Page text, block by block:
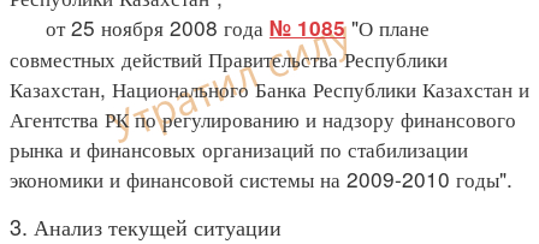
от 25 ноября 2008 года № 1085"О плане
совместных действий Правительства Республики
Казахстан, Национального Банка Республики Казахстан и
Агентства РК по регулированию и надзору финансового
рынка и финансовых организаций по стабилизации
экономики и финансовой системы на 2009-2010 годы".
3. Анализ текущей ситуации